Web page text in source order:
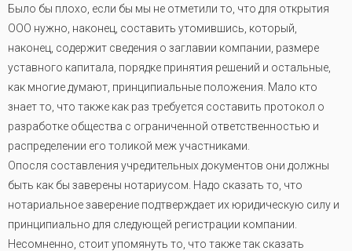
Было бы плохо, если бы мы не отметили то, что для открытия
ООО нужно, наконец, составить утомившись, который,
наконец, содержит сведения о заглавии компании, размере
уставного капитала, порядке принятия решений и остальные,
как многие думают, принципиальные положения. Мало кто
знает то, что также как раз требуется составить протокол о
разработке общества с ограниченной ответственностью и
распределении его толикой меж участниками.
Опосля составления учредительных документов они должны
быть как бы заверены нотариусом. Надо сказать то, что
нотариальное заверение подтверждает их юридическую силу и
принципиально для следующей регистрации компании.
Несомненно, стоит упомянуть то, что также так сказать